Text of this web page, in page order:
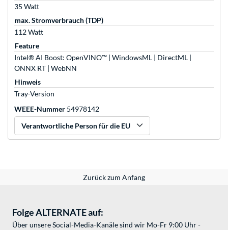
35 Watt
max. Stromverbrauch (TDP)
112 Watt
Feature
Intel® AI Boost: OpenVINO™ | WindowsML | DirectML |
ONNX RT | WebNN
Hinweis
Tray-Version
WEEE-Nummer 54978142
Verantwortliche Person für die EU
Zurück zum Anfang
Folge ALTERNATE auf:
Über unsere Social-Media-Kanäle sind wir Mo-Fr 9:00 Uhr -